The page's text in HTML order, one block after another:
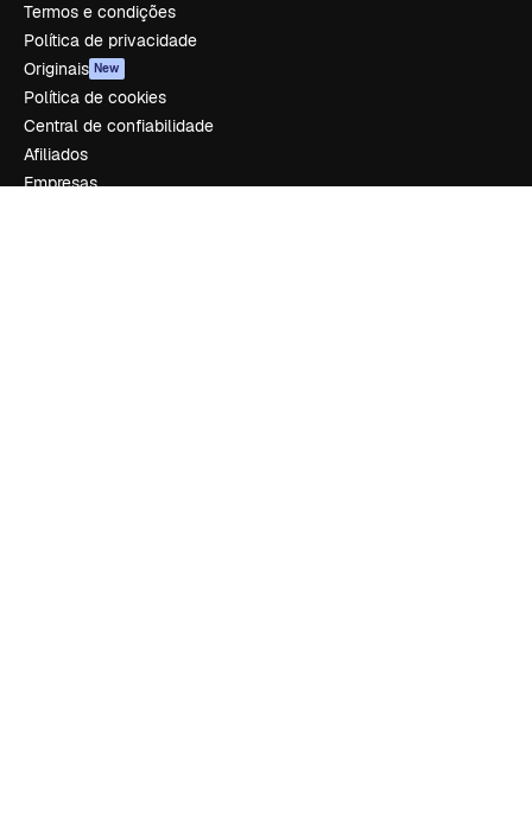
Termos e condições
Política de privacidade
Originais New
Política de cookies
Central de confiabilidade
Afiliados
Empresas